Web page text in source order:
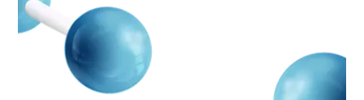
Ich habe die Datenschutzrichtlinie
gelesen und akzeptiert.
Ich erkläre mich hiermit ausdrücklich